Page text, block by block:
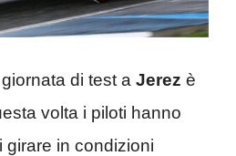
di test a Jerez è
volta i piloti hanno
in condizioni